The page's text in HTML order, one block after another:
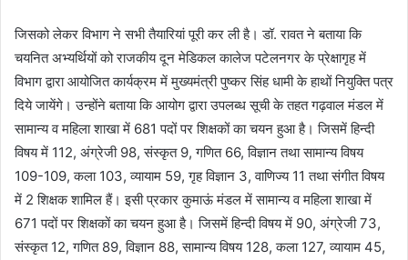
जिसको लेकर विभाग ने सभी तैयारियां पूरी कर ली है। डॉ. रावत ने बताया कि
चयनित अभ्यर्थियों को राजकीय दून मेडिकल कालेज पटेलनगर के प्रेक्षागृह में
विभाग द्वारा आयोजित कार्यक्रम में मुख्यमंत्री पुष्कर सिंह धामी के हाथों नियुक्ति पत्र
दिये जायेंगे। उन्होंने बताया कि आयोग द्वारा उपलब्ध सूची के तहत गढ़वाल मंडल में
सामान्य व महिला शाखा में 681 पदों पर शिक्षकों का चयन हुआ है। जिसमें हिन्दी
विषय में 112, अंग्रेजी 98, संस्कृत 9, गणित 66, विज्ञान तथा सामान्य विषय
109-109, कला 103, व्यायाम 59, गृह विज्ञान 3, वाणिज्य 11 तथा संगीत विषय
में 2 शिक्षक शामिल हैं। इसी प्रकार कुमाऊं मंडल में सामान्य व महिला शाखा में
671 पदों पर शिक्षकों का चयन हुआ है। जिसमें हिन्दी विषय में 90, अंग्रेजी 73,
संस्कृत 12, गणित 89, विज्ञान 88, सामान्य विषय 128, कला 127, व्यायाम 45,